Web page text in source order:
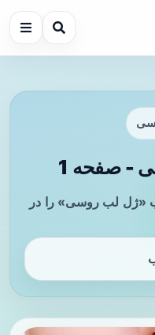
- صفحه 1
«ژل لب روسی» را در